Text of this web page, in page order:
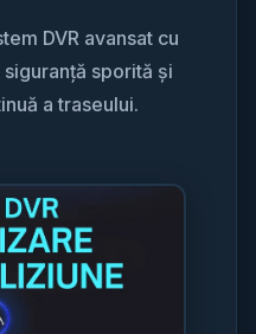
DVR avansat cu
sporită și
a traseului.